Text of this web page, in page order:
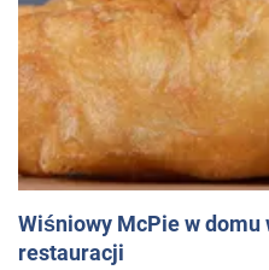
Wiśniowy McPie w
restauracji